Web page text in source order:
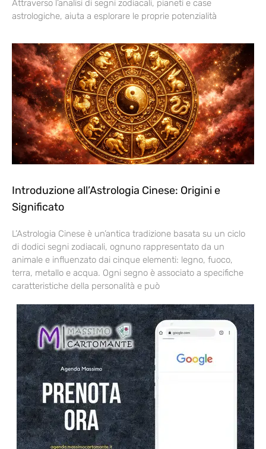
Attraverso l’analisi di segni zodiacali, pianeti e case
astrologiche, aiuta a esplorare le proprie potenzialità
Introduzione all’Astrologia Cinese: Origini e
Significato
L’Astrologia Cinese è un’antica tradizione basata su un ciclo
di dodici segni zodiacali, ognuno rappresentato da un
animale e influenzato dai cinque elementi: legno, fuoco,
terra, metallo e acqua. Ogni segno è associato a specifiche
caratteristiche della personalità e può